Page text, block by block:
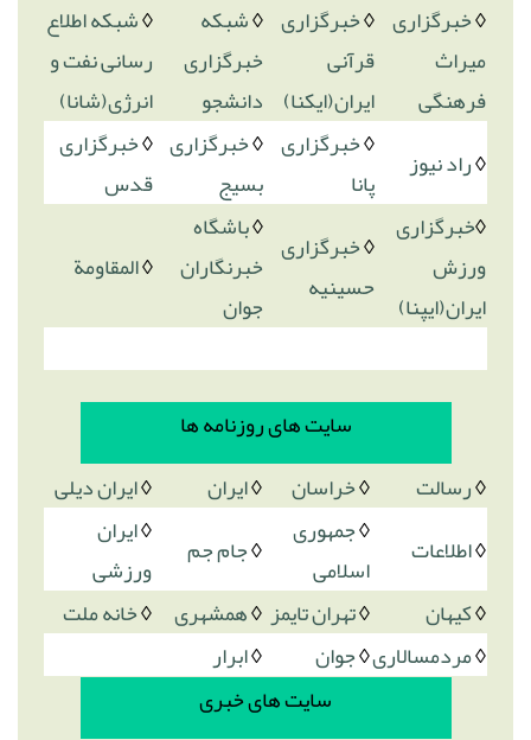
◊خبرگزاری
میراث
فرهنگی
◊خبرگزاری
قرآنی
ایران(ایکنا)
◊شبکه
خبرگزاری
دانشجو
◊شبکه اطلاع
رسانی نفت و
انرژی(شانا)
◊راد نیوز ◊خبرگزاری
پانا
◊خبرگزاری
بسیج
◊خبرگزاری
قدس
◊خبرگزاری
ورزش
ایران(ایپنا)
◊خبرگزاری
حسینیه
◊باشگاه
خبرنگاران
جوان
◊المقاومة
سایت های روزنامه ها
◊رسالت ◊خراسان ◊ایران ◊ایران دیلی
◊اطلاعات ◊جمهوری
اسلامی
◊جام جم ◊ایران
ورزشی
◊کیهان ◊تهران تایمز◊همشهری ◊خانه ملت
◊مردمسالاری◊جوان ◊ابرار
سایت های خبری